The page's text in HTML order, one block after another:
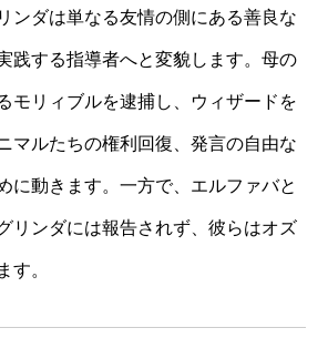
ンダは単なる友情の側にある善良な
践する指導者へと変貌します。母の
モリィブルを逮捕し、ウィザードを
マルたちの権利回復、発言の自由な
に動きます。一方で、エルファバと
リンダには報告されず、彼らはオズ
す。